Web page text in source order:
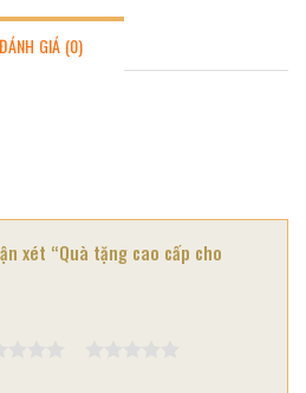
ĐÁNH GIÁ (0)
xét “Quà tặng cao cấp cho